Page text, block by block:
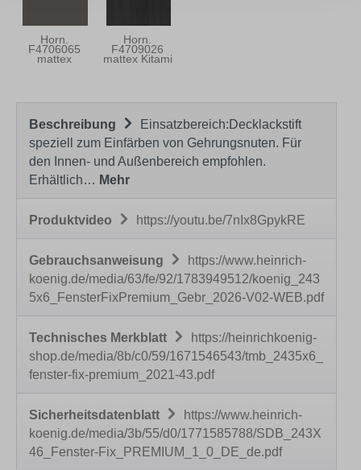
Horn.
F4706065
mattex
Horn.
F4709026
mattex Kitami
Beschreibung
Einsatzbereich:Decklackstift
speziell zum Einfärben von Gehrungsnuten. Für
den Innen- und Außenbereich empfohlen.
Erhältlich… Mehr
Produktvideo https://youtu.be/7nIx8GpykRE
Gebrauchsanweisung
https://www.heinrich-
koenig.de/media/63/fe/92/1783949512/koenig_243
5x6_FensterFixPremium_Gebr_2026-V02-WEB.pdf
Technisches Merkblatt
https://heinrichkoenig-
shop.de/media/8b/c0/59/1671546543/tmb_2435x6_
fenster-fix-premium_2021-43.pdf
Sicherheitsdatenblatt
https://www.heinrich-
koenig.de/media/3b/55/d0/1771585788/SDB_243X
46_Fenster-Fix_PREMIUM_1_0_DE_de.pdf